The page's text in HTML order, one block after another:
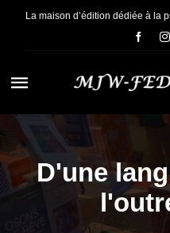
PasserLa maison d’édition dédiée à la
Navigation
à
bascule
ACCUEIL
NOUS CONNAÎTRE
D'une